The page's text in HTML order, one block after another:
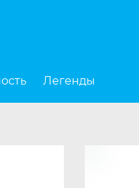
Легенды